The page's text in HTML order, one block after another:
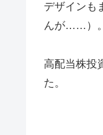
デザインも
んが……）。
高配当株投
た。